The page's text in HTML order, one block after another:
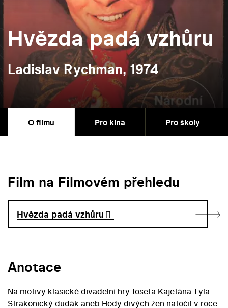
Hvězda padá vzhůru
Ladislav Rychman, 1974
O filmu Pro kina Pro školy
Film na Filmovém přehledu
Hvězda padá vzhůru
Anotace
Na motivy klasické divadelní hry Josefa Kajetána Tyla
Strakonický dudák aneb Hody divých žen natočil v roce